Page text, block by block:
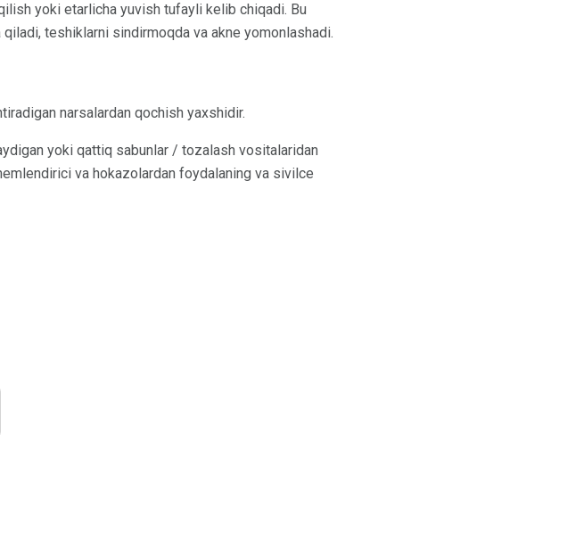
yoki etarlicha yuvish tufayli kelib chiqadi. Bu
teshiklarni sindirmoqda va akne yomonlashadi.
narsalardan qochish yaxshidir.
yoki qattiq sabunlar / tozalash vositalaridan
va hokazolardan foydalaning va sivilce